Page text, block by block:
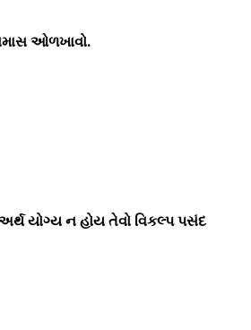
ઓળખાવો.
યોગ્ય ન હોય તેવો વિકલ્પ પસંદ